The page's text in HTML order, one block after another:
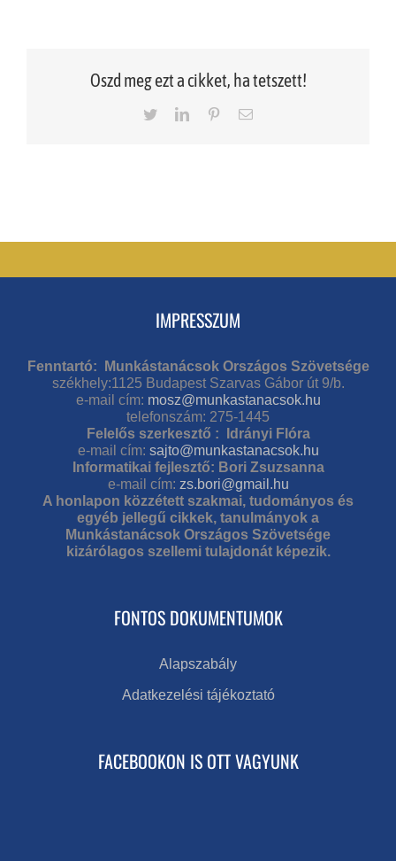
Oszd meg ezt a cikket, ha tetszett!
TwitterLinkedInPinterestEmail
IMPRESSZUM
Fenntartó: Munkástanácsok Országos Szövetsége
székhely:1125 Budapest Szarvas Gábor út 9/b.
e-mail cím: mosz@munkastanacsok.hu
telefonszám: 275-1445
Felelős szerkesztő : Idrányi Flóra
e-mail cím: sajto@munkastanacsok.hu
Informatikai fejlesztő: Bori Zsuzsanna
e-mail cím: zs.bori@gmail.hu
A honlapon közzétett szakmai, tudományos és
egyéb jellegű cikkek, tanulmányok a
Munkástanácsok Országos Szövetsége
kizárólagos szellemi tulajdonát képezik.
FONTOS DOKUMENTUMOK
Alapszabály
Adatkezelési tájékoztató
FACEBOOKON IS OTT VAGYUNK